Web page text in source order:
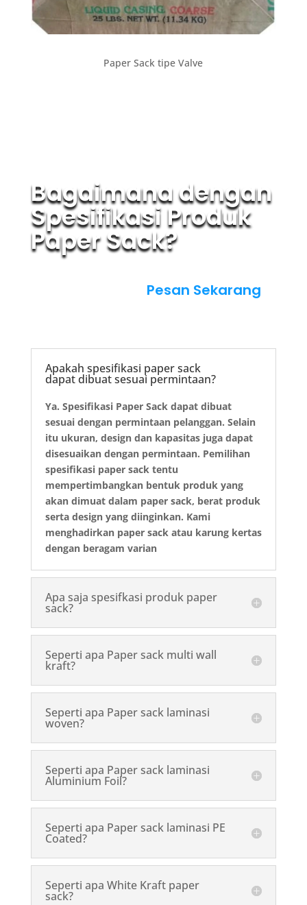
Paper Sack tipe Valve
Bagaimana dengan
Spesifikasi Produk
Paper Sack?
Pesan Sekarang
Apakah spesifikasi paper sack
dapat dibuat sesuai permintaan?
Ya. Spesifikasi Paper Sack dapat dibuat
sesuai dengan permintaan pelanggan. Selain
itu ukuran, design dan kapasitas juga dapat
disesuaikan dengan permintaan. Pemilihan
spesifikasi paper sack tentu
mempertimbangkan bentuk produk yang
akan dimuat dalam paper sack, berat produk
serta design yang diinginkan. Kami
menghadirkan paper sack atau karung kertas
dengan beragam varian
Apa saja spesifkasi produk paper
sack?
Seperti apa Paper sack multi wall
kraft?
Seperti apa Paper sack laminasi
woven?
Seperti apa Paper sack laminasi
Aluminium Foil?
Seperti apa Paper sack laminasi PE
Coated?
Seperti apa White Kraft paper
sack?